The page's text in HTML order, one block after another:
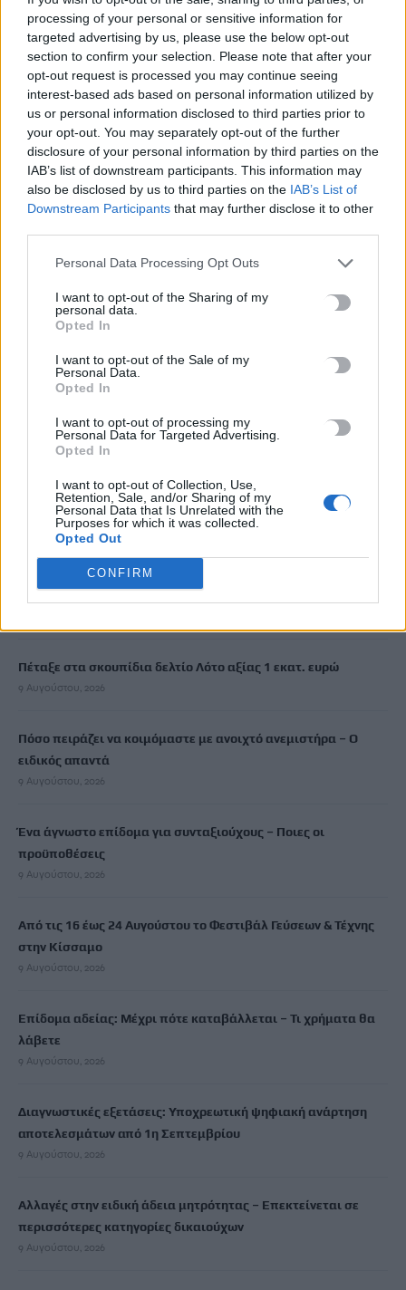
processing of your personal or sensitive information for
targeted advertising by us, please use the below opt-out
section to confirm your selection. Please note that after your
opt-out request is processed you may continue seeing
interest-based ads based on personal information utilized by
us or personal information disclosed to third parties prior to
your opt-out. You may separately opt-out of the further
disclosure of your personal information by third parties on the
IAB’s list of downstream participants. This information may
also be disclosed by us to third parties on the IAB’s List of
Downstream Participants that may further disclose it to other
Personal Data Processing Opt Outs
I want to opt-out of the Sharing of my
personal data.
Opted In
I want to opt-out of the Sale of my
Personal Data.
Opted In
I want to opt-out of processing my
Personal Data for Targeted Advertising.
Opted In
I want to opt-out of Collection, Use,
Retention, Sale, and/or Sharing of my
Personal Data that Is Unrelated with the
Purposes for which it was collected.
Opted Out
CONFIRM
της Αττικής για την Καθαρά Δευτέρα, με αυξημένη κινητικότητα…
Newsroom 21 Φεβρουαρίου, 2026
Τριήμερο Καθαράς Δευτέρας: Υψηλές
πληρότητες σε ξενοδοχεία στο Ρέθυμνο
Το τριήμερο της Καθαράς Δευτέρας εξελίσσεται και φέτος σε ένα
από τα ισχυρότερα «τεστ ζήτησης» για την εγχώρια…
ΡΟΗ ΕΙΔΗΣΕΩΝ
Η στιγμή που συλλαμβάνουν 21χρονο που είχε κλέψει
Πέταξε στα σκουπίδια δελτίο Λότο αξίας 1 εκατ. ευρώ
9 Αυγούστου, 2026
Πόσο πειράζει να κοιμόμαστε με ανοιχτό ανεμιστήρα – Ο
ειδικός απαντά
9 Αυγούστου, 2026
Ένα άγνωστο επίδομα για συνταξιούχους – Ποιες οι
προϋποθέσεις
9 Αυγούστου, 2026
Από τις 16 έως 24 Αυγούστου το Φεστιβάλ Γεύσεων & Τέχνης
στην Κίσσαμο
9 Αυγούστου, 2026
Επίδομα αδείας: Μέχρι πότε καταβάλλεται – Τι χρήματα θα
λάβετε
9 Αυγούστου, 2026
Διαγνωστικές εξετάσεις: Υποχρεωτική ψηφιακή ανάρτηση
αποτελεσμάτων από 1η Σεπτεμβρίου
9 Αυγούστου, 2026
Αλλαγές στην ειδική άδεια μητρότητας – Επεκτείνεται σε
περισσότερες κατηγορίες δικαιούχων
9 Αυγούστου, 2026